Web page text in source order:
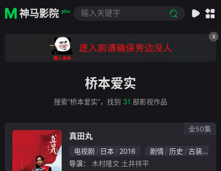
神马影院 plus
X
桥本爱实
搜索“桥本爱实”，找到 31 部影视作品
真田丸
电视剧 日本 2016 剧情 历史 古装
导演：
木村隆文 土井祥平
全50集